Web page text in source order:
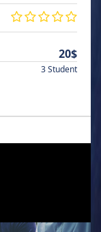
20$
3 Student